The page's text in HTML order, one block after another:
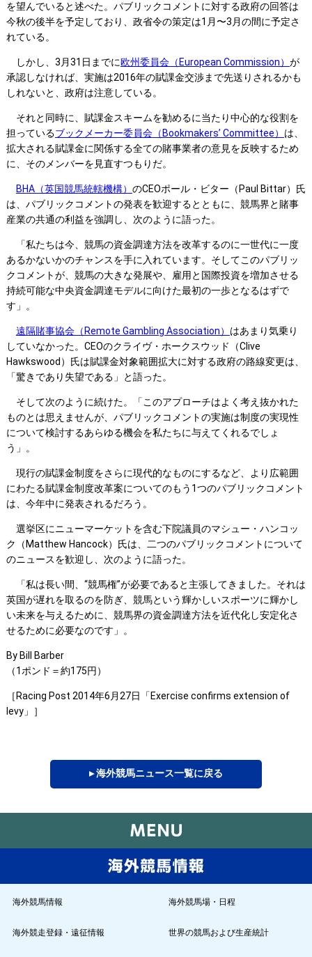
を望んでいると述べた。パブリックコメントに対する政府の回答は
今秋の後半を予定しており、政省令の策定は1月〜3月の間に予定さ
れている。
しかし、3月31日までに欧州委員会（European Commission） が
承認しなければ、実施は2016年の賦課金交渉まで先送りされるかも
しれないと、政府は注意している。
それと同時に、賦課金スキームを勧めるに当たり中心的な役割を
担っているブックメーカー委員会（Bookmakers’ Committee） は、
拡大される賦課金に関係する全ての賭事業者の意見を反映するため
に、そのメンバーを見直すつもりだ。
BHA（英国競馬統轄機構） のCEOポール・ビター（Paul Bittar）氏
は、パブリックコメントの発表を歓迎するとともに、競馬界と賭事
産業の共通の利益を強調し、次のように語った。
「私たちは今、競馬の資金調達方法を改革するのに一世代に一度
あるかないかのチャンスを手に入れています。そしてこのパブリッ
クコメントが、競馬の大きな発展や、雇用と国際投資を増加させる
持続可能な中央資金調達モデルに向けた最初の一歩となるはずで
す」。
遠隔賭事協会（Remote Gambling Association） はあまり気乗り
していなかった。CEOのクライヴ・ホークスウッド（Clive
Hawkswood）氏は賦課金対象範囲拡大に対する政府の路線変更は、
「驚きであり失望である」と語った。
そして次のように続けた。「このアプローチはよく考え抜かれた
ものとは思えませんが、パブリックコメントの実施は制度の実現性
について検討するあらゆる機会を私たちに与えてくれるでしょ
う」。
現行の賦課金制度をさらに現代的なものにするなど、より広範囲
にわたる賦課金制度改革案についてのもう1つのパブリックコメント
は、今年中に発表されるだろう。
選挙区にニューマーケットを含む下院議員のマシュー・ハンコッ
ク（Matthew Hancock）氏は、二つのパブリックコメントについて
のニュースを歓迎し、次のように語った。
「私は長い間、“競馬権”が必要であると主張してきました。それは
英国が遅れを取るのを防ぎ、競馬という輝かしいスポーツに輝かし
い未来を与えるために、競馬界の資金調達方法を近代化し安定化さ
せるために必要なのです」。
By Bill Barber
（1ポンド＝約175円）
［Racing Post 2014年6月27日「Exercise confirms extension of
levy」］
▸ 海外競馬ニュース一覧に戻る
海外競馬情報 海外競馬場・日程
海外競走登録・遠征情報 世界の競馬および生産統計